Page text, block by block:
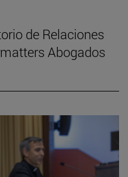
de Relaciones
Abogados